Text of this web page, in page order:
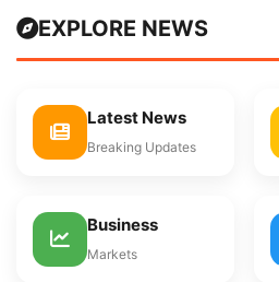
EXPLORE NEWS
Latest News
Breaking Updates
Business
Markets